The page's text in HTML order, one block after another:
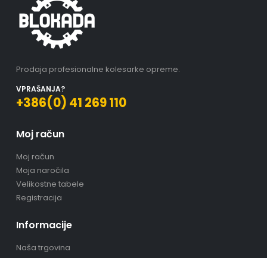
Prodaja profesionalne kolesarke opreme.
VPRAŠANJA?
+386(0) 41 269 110
Moj račun
Moj račun
Moja naročila
Velikostne tabele
Registracija
Informacije
Naša trgovina